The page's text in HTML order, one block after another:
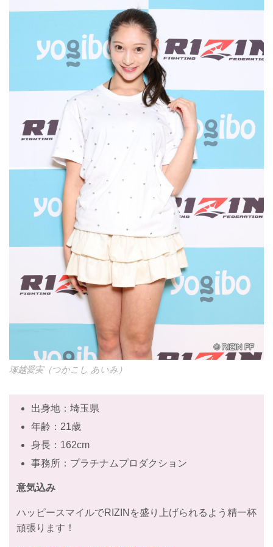
塚越愛実（つかこし あいみ）
出身地：埼玉県
年齢：21歳
身長：162cm
事務所：プラチナムプロダクション
意気込み
ハッピースマイルでRIZINを盛り上げられるよう精一杯
頑張ります！